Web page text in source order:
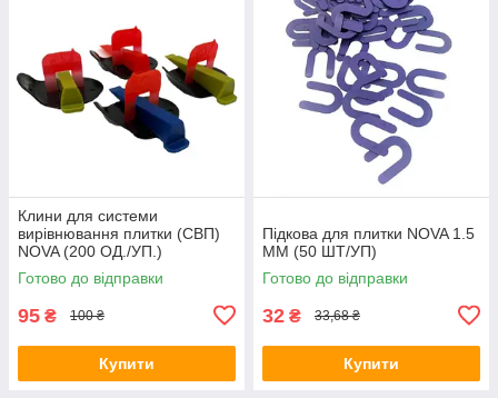
Клини для системи
вирівнювання плитки (СВП)
NOVA (200 ОД./УП.)
Готово до відправки
95 ₴ 100 ₴
Купити
Підкова для плитки NOVA 1.5
ММ (50 ШТ/УП)
Готово до відправки
32 ₴ 33,68 ₴
Купити